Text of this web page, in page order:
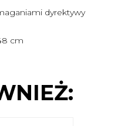
dyrektywy
cm